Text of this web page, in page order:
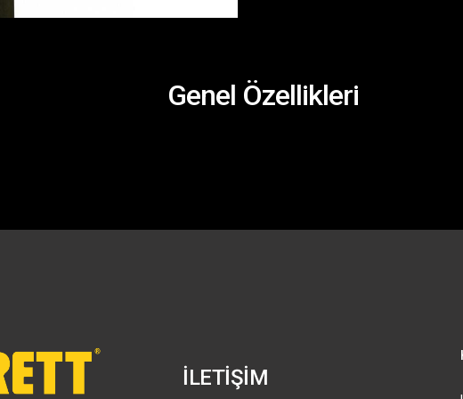
Genel Özellikleri
İLETİŞİM